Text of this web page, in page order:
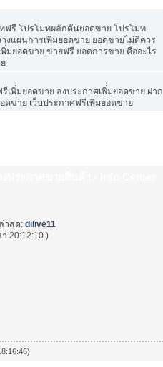
ฟรี โปรโมทผลักดันยอดขาย โปรโมท
งแผนการเพิ่มยอดขาย ยอดขายไม่ดีควร
พิ่มยอดขาย ขายฟรี ยอดการขาย คืออะไร
พิ่มยอดขาย ลงประกาศเพิ่มยอดขาย ฝาก
ดขาย เว็บประกาศฟรีเพิ่มยอดขาย
าสุด:dilive11
า 20:12:10 )